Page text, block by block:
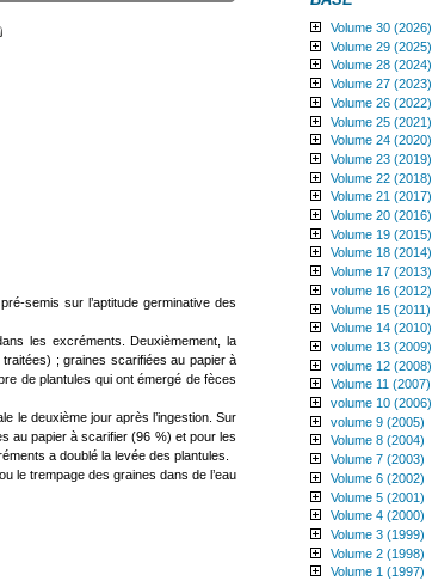
semis sur l’aptitude germinative des
les excréments. Deuxièmement, la
; graines scarifiées au papier à
de plantules qui ont émergé de fèces
le deuxième jour après l’ingestion. Sur
au papier à scarifier (96 %) et pour les
a doublé la levée des plantules.
le trempage des graines dans de l’eau
Volume 30 (2026)
Volume 29 (2025)
Volume 28 (2024)
Volume 27 (2023)
Volume 26 (2022)
Volume 25 (2021)
Volume 24 (2020)
Volume 23 (2019)
Volume 22 (2018)
Volume 21 (2017)
Volume 20 (2016)
Volume 19 (2015)
Volume 18 (2014)
Volume 17 (2013)
volume 16 (2012)
Volume 15 (2011)
Volume 14 (2010)
volume 13 (2009)
volume 12 (2008)
Volume 11 (2007)
volume 10 (2006)
volume 9 (2005)
Volume 8 (2004)
Volume 7 (2003)
Volume 6 (2002)
Volume 5 (2001)
Volume 4 (2000)
Volume 3 (1999)
Volume 2 (1998)
Volume 1 (1997)